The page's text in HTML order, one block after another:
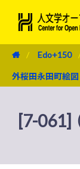
Edo+150
外桜田永田町絵図
[7-061]